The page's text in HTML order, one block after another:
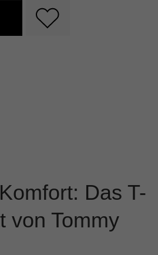
Das T-
von Tommy